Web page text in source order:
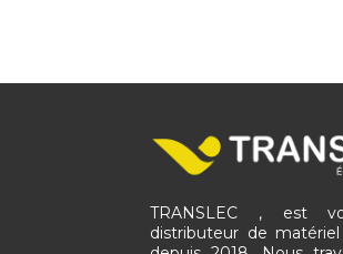
TRANSLEC , est
distributeur de